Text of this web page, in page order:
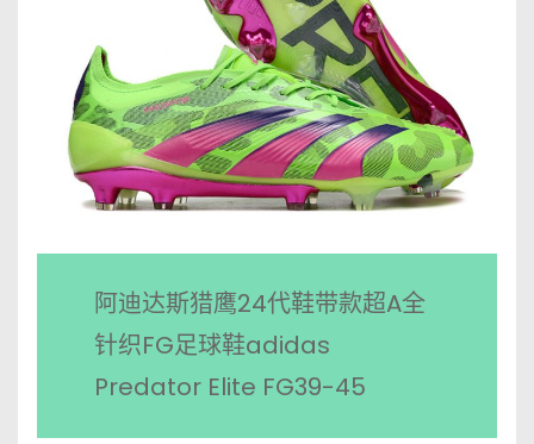
阿迪达斯猎鹰24代鞋带款超A全
针织FG足球鞋adidas
Predator Elite FG39-45